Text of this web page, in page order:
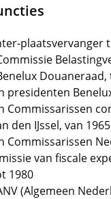
plaatsvervanger
presidenten
Commissarissen
den IJssel, van
Commissarissen
van fiscale
1980
(Algemeen